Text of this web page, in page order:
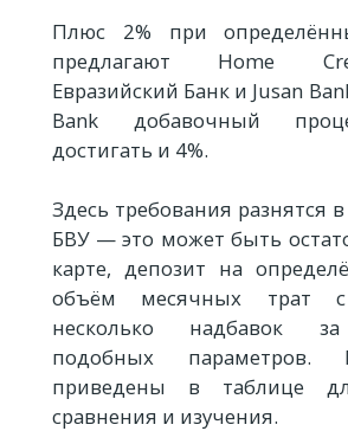
Плюс 2% при
предлагают Home
Евразийский Банк и Jusan
Bank добавочный
достигать и 4%.
Здесь требования разнятся
БВУ — это может быть
карте, депозит на
объём месячных трат
несколько надбавок
подобных параметров.
приведены в таблице
сравнения и изучения.